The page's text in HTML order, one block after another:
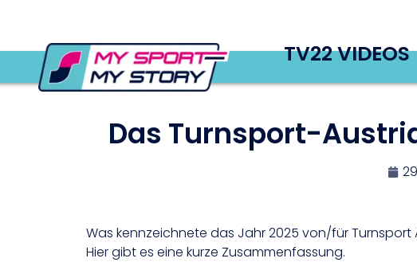
TV22 VIDEOS
Das Turnsport-
Was kennzeichnete das Jahr 2025 von/für Turnsport
Hier gibt es eine kurze Zusammenfassung.